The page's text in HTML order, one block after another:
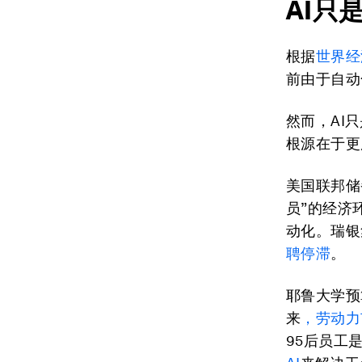
AI只
根据世界
前由于自
然而，AI
根源在于
美国联邦
员”的经济
动化。瑞
聘停滞。
耶鲁大学
来 ，劳动
95后员工